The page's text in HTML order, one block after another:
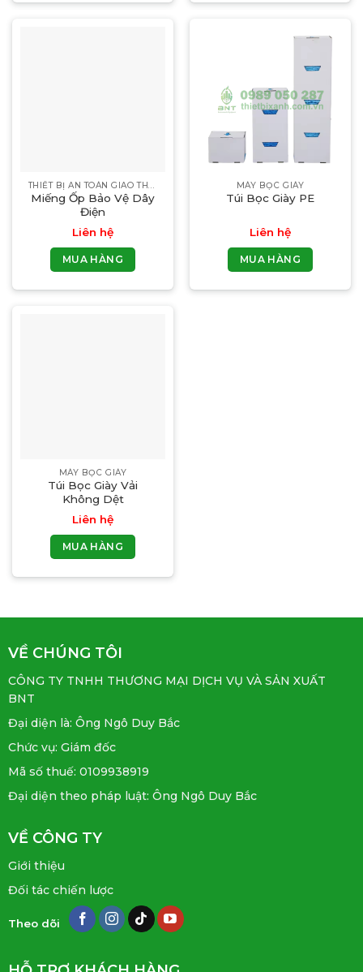
THIẾT BỊ AN TOÀN GIAO THÔNG
Miếng Ốp Bảo Vệ Dây
Điện
Liên hệ
MUA HÀNG
MÁY BỌC GIÀY
Túi Bọc Giày PE
Liên hệ
MUA HÀNG
MÁY BỌC GIÀY
Túi Bọc Giày Vải
Không Dệt
Liên hệ
MUA HÀNG
VỀ CHÚNG TÔI
CÔNG TY TNHH THƯƠNG MẠI DỊCH VỤ VÀ SẢN XUẤT
BNT
Đại diện là: Ông Ngô Duy Bắc
Chức vụ: Giám đốc
Mã số thuế: 0109938919
Đại diện theo pháp luật: Ông Ngô Duy Bắc
VỀ CÔNG TY
Giới thiệu
Đối tác chiến lược
Theo dõi